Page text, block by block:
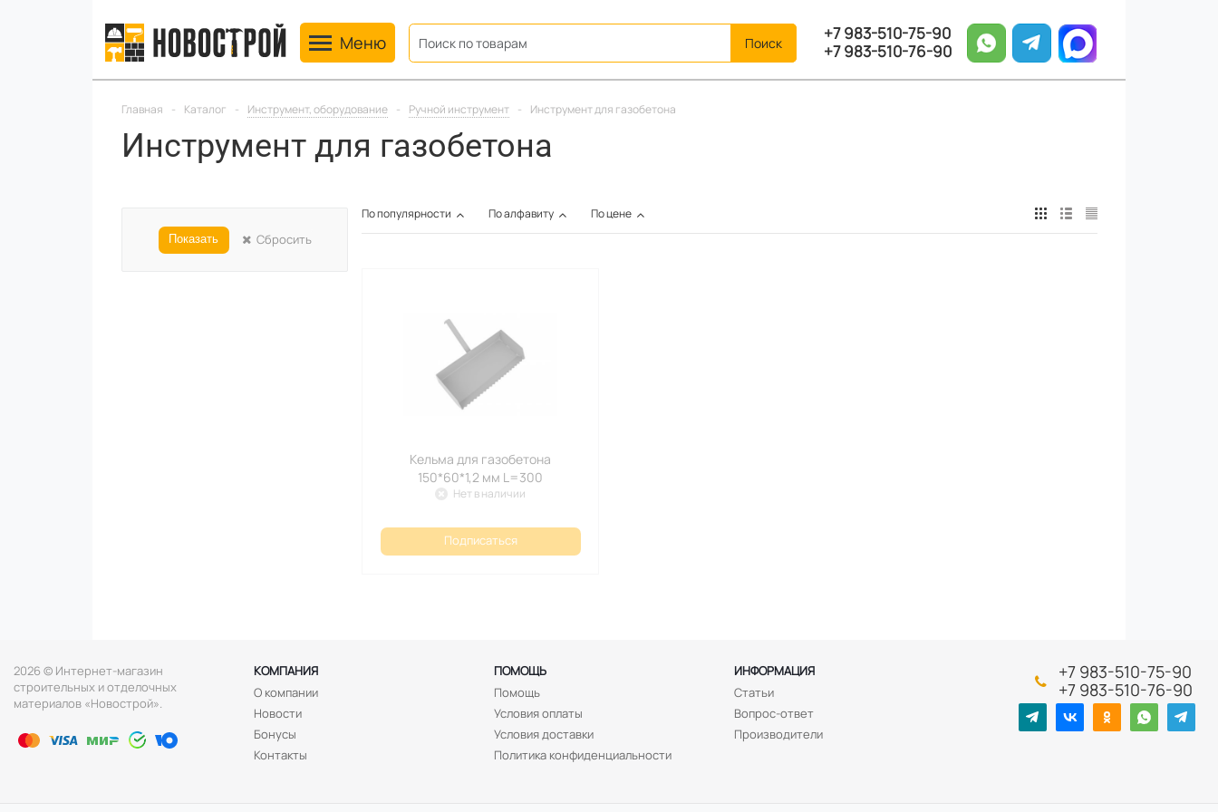
Toggle navigation
Меню
+7 983-510-75-90
+7 983-510-76-90
Главная - Каталог - Инструмент, оборудование - Ручной инструмент - Инструмент для газобетона
Инструмент для газобетона
Показать Сбросить
По популярности По алфавиту По цене
Кельма для газобетона
150*60*1,2 мм L=300
Нет в наличии
Подписаться
2026 © Интернет-магазин
строительных и отделочных
материалов «Новострой».
КОМПАНИЯ ПОМОЩЬ
ИНФОРМАЦИЯ
О компании
Новости
Бонусы
Контакты
Помощь
Условия оплаты
Условия доставки
Политика конфиденциальности
Статьи
Вопрос-ответ
Производители
+7 983-510-75-90
+7 983-510-76-90